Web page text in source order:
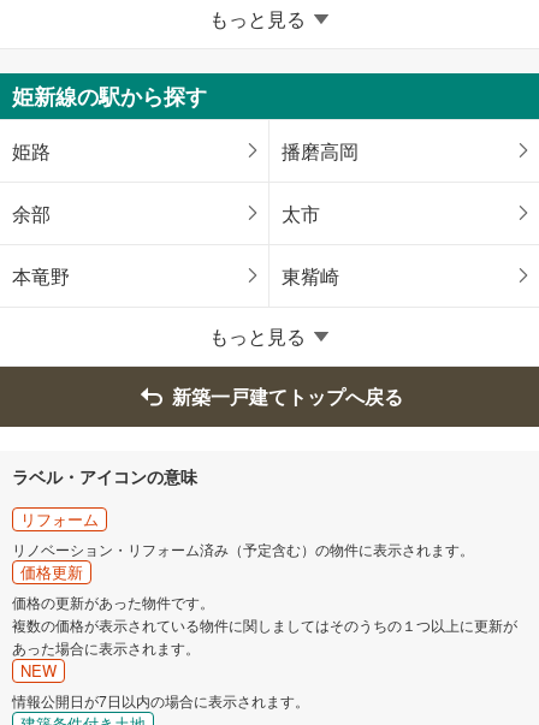
兵庫県のそのほかの地域
姫路市 尼崎市
明石市 西宮市
芦屋市 伊丹市
加古川市 赤穂市
宝塚市
高砂市
加西市
加東市
川辺郡猪名川町 加古郡稲美町
加古郡播磨町 神崎郡福崎町
もっと見る
姫新線の駅から探す
姫路 播磨高岡
余部 太市
本竜野 東觜崎
もっと見る
新築一戸建てトップへ戻る
ラベル・アイコンの意味
リフォーム
リノベーション・リフォーム済み（予定含む）の物件に表示されます。
価格更新
価格の更新があった物件です。
複数の価格が表示されている物件に関しましてはそのうちの１つ以上に更新が
あった場合に表示されます。
NEW
情報公開日が7日以内の場合に表示されます。